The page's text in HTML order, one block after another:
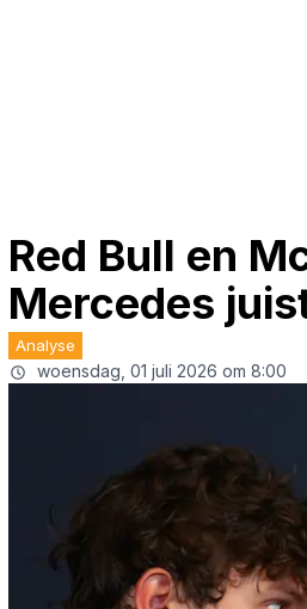
Red Bull en
Mercedes
Analyse
woensdag, 01 juli 2026 om 8:00